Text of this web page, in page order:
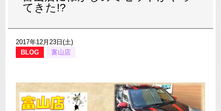
てきた!?
2017年12月23日(土)
BLOG
富山店